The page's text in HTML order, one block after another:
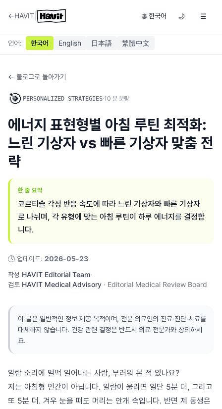
←HAVIT 🌐 한국어 🌙 ☰
언어: 한국어 English 日本語 繁體中文
← 블로그로 돌아가기
🎯 PERSONALIZED STRATEGIES·10 분 분량
에너지 표현형별 아침 루틴 최적화:
느린 기상자 vs 빠른 기상자 맞춤 전
략
한 줄 요약
코르티솔 각성 반응 속도에 따라 느린 기상자와 빠른 기상자
로 나뉘며, 각 유형에 맞는 아침 루틴이 하루 에너지를 결정합
니다.
🕓 업데이트: 2026-05-23
작성 HAVIT Editorial Team·
검토 HAVIT Medical Advisory · Editorial Medical Review Board
이 글은 일반적인 정보 제공 목적이며, 전문 의료인의 진료·진단·치료를
대체하지 않습니다. 건강 관련 결정은 반드시 의료 전문가와 상의하세
요.
알람 소리에 벌떡 일어나는 사람, 부러워 본 적 있나요?
저는 아침형 인간이 아닙니다. 알람이 울리면 일단 5분 더, 그리고
또 5분 더. 겨우 눈을 떠도 머리는 안개 속입니다. 반면 제 동생은